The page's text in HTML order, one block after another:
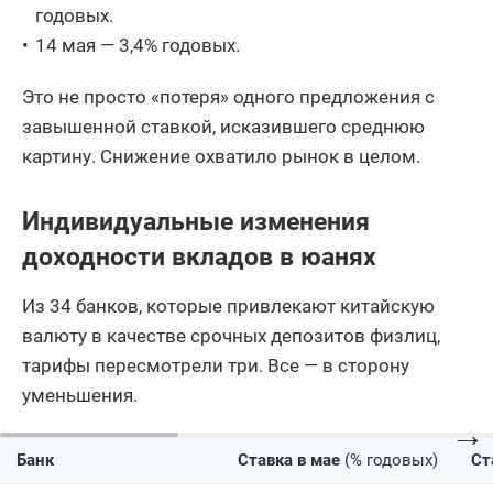
годовых.
14 мая — 3,4% годовых.
Это не просто «потеря» одного предложения с
завышенной ставкой, исказившего среднюю
картину. Снижение охватило рынок в целом.
Индивидуальные изменения
доходности вкладов в юанях
Из 34 банков, которые привлекают китайскую
валюту в качестве срочных депозитов физлиц,
тарифы пересмотрели три. Все — в сторону
уменьшения.
→
Банк Ставка в мае (% годовых)